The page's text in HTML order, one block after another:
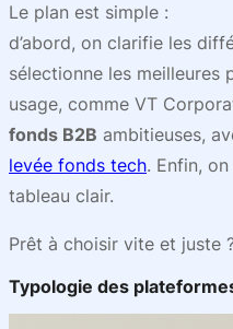
Le plan est simple :
d’abord, on clarifie les
sélectionne les meilleures
usage, comme VT
fonds B2B ambitieuses,
levée fonds tech. Enfin,
tableau clair.
Prêt à choisir vite et juste
Typologie des